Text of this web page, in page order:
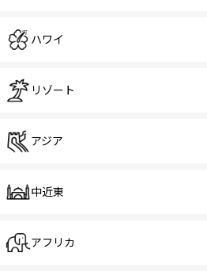
ハワイ
リゾート
アジア
中近東
アフリカ